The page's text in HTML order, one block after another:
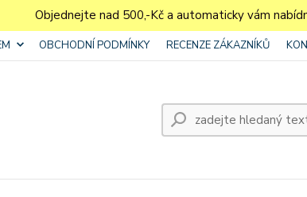
Objednejte nad 500,-Kč a automaticky vám
OBCHODNÍ PODMÍNKY RECENZE ZÁKAZNÍKŮ